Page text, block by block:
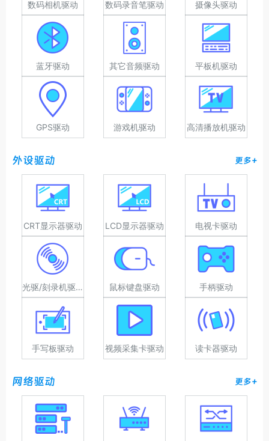
数码相机驱动 数码录音笔驱动 摄像头驱动
蓝牙驱动 其它音频驱动 平板机驱动
GPS驱动 游戏机驱动 高清播放机驱动
外设驱动 更多+
CRT显示器驱动 LCD显示器驱动 电视卡驱动
光驱/刻录机驱动 鼠标键盘驱动 手柄驱动
手写板驱动 视频采集卡驱动 读卡器驱动
网络驱动 更多+